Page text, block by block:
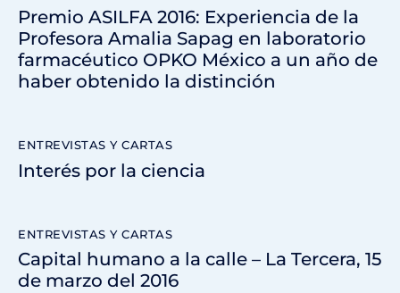
Premio ASILFA 2016: Experiencia de la
Profesora Amalia Sapag en laboratorio
farmacéutico OPKO México a un año de
haber obtenido la distinción
ENTREVISTAS Y CARTAS
Interés por la ciencia
ENTREVISTAS Y CARTAS
Capital humano a la calle – La Tercera, 15
de marzo del 2016